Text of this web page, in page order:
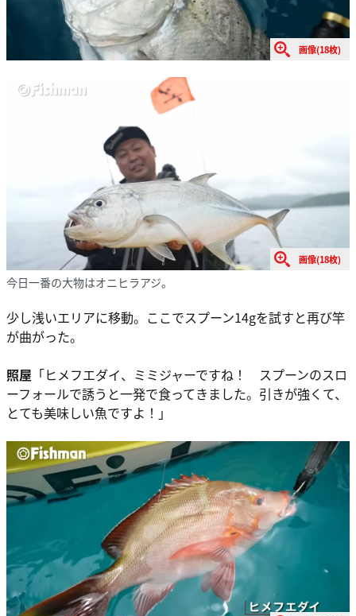
画像(18枚)
画像(18枚)
今日一番の大物はオニヒラアジ。
少し浅いエリアに移動。ここでスプーン14gを試すと再び竿
が曲がった。
照屋 「ヒメフエダイ、ミミジャーですね！ スプーンのスロ
ーフォールで誘うと一発で食ってきました。引きが強くて、
とても美味しい魚ですよ！」